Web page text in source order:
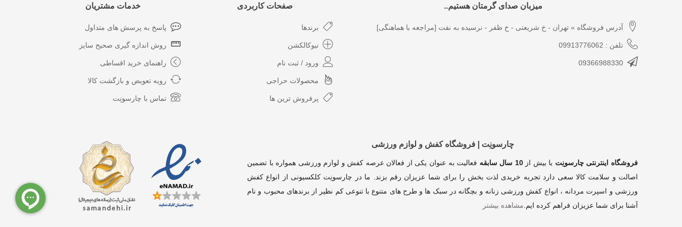
میزبان صدای گرمتان هستیم..
آدرس فروشگاه » تهران - خ شریعتی - خ ظفر - نرسیده به نفت [مراجعه با هماهنگی]
تلفن : 09913776062
09366988330
صفحات کاربردی
برندها
نیوکالکشن
ورود / ثبت نام
محصولات حراجی
پرفروش ترین ها
خدمات مشتریان
پاسخ به پرسش های متداول
روش اندازه گیری صحیح سایز
راهنمای خرید اقساطی
رویه تعویض و بازگشت کالا
تماس با چارسونِت
چارسونِت | فروشگاه کفش و لوازم ورزشی
فروشگاه اینترنتی چارسونِت با بیش از10 سال سابقه
فعالیت به عنوان یکی از فعالان عرصه کفش و لوازم ورزشی همواره با تضمین
اصالت و سلامت کالا سعی دارد تجربه خریدی لذت بخش را برای شما عزیزان رقم بزند. ما در چارسونِت کلکسیونی از انواع کفش
ورزشی و اسپرت مردانه ، انواع کفش ورزشی زنانه و بچگانه در سبک ها و طرح های متنوع با تنوعی کم نظیر از برندهای محبوب و نام
آشنا برای شما عزیزان فراهم کرده ایم مشاهده بیشتر